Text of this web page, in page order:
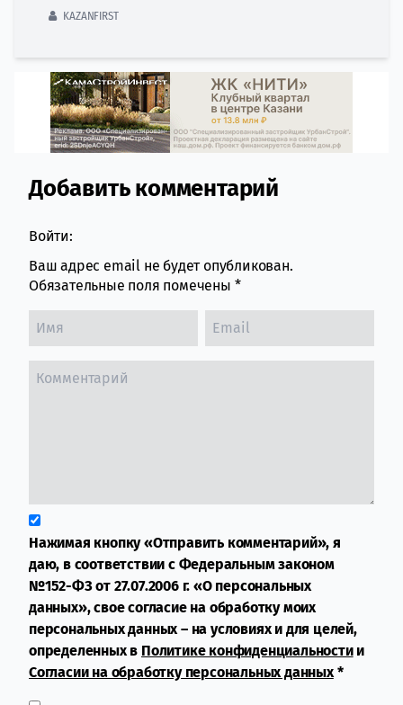
KAZANFIRST
Comment section
Добавить комментарий
Войти:
Ваш адрес email не будет опубликован.
Обязательные поля помечены *
Нажимая кнопку «Отправить комментарий», я
даю, в соответствии с Федеральным законом
№152-ФЗ от 27.07.2006 г. «О персональных
данных», свое согласие на обработку моих
персональных данных – на условиях и для целей,
определенных в Политике конфиденциальностии
Согласии на обработку персональных данных*